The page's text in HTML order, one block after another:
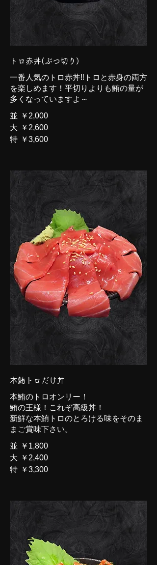
トロ赤丼(ぶつ切り)
一番人気のトロ赤丼‼トロと赤身の両方
を楽しめます！平切りよりも鮪の量が
多くなっていますよ～
並
￥2,000
大
￥2,600
特 ￥3,600
本鮪トロだけ丼
本鮪のトロオンリー！
鮪の王様！これぞ高級丼！
新鮮な本鮪トロのとろける味をそのま
まご賞味下さい。
並
￥1,800
大
￥2,400
特 ￥3,300